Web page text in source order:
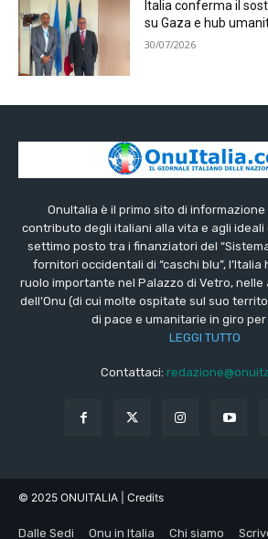
Italia conferma il
su Gaza e hub
30/07/2026
OnuItalia è il primo sito di
contributo degli italiani alla vita e agli ideali
settimo posto tra i finanziatori del
fornitori occidentali di “caschi blu”,
ruolo importante nel Palazzo di Vetro,
dell’Onu (di cui molte ospitate sul suo
di pace e umanitarie in giro per
LEGGI TUTTO
Contattaci:
© 2025 ONUITALIA | Credits
Dalle Sedi Onu in Italia Chi siamo